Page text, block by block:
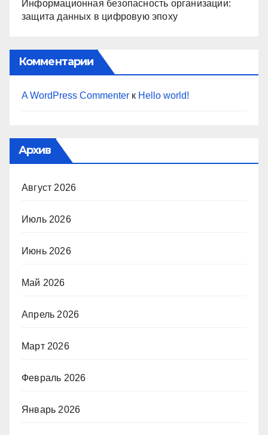
Информационная безопасность организации:
защита данных в цифровую эпоху
Комментарии
A WordPress Commenter к Hello world!
Архив
Август 2026
Июль 2026
Июнь 2026
Май 2026
Апрель 2026
Март 2026
Февраль 2026
Январь 2026